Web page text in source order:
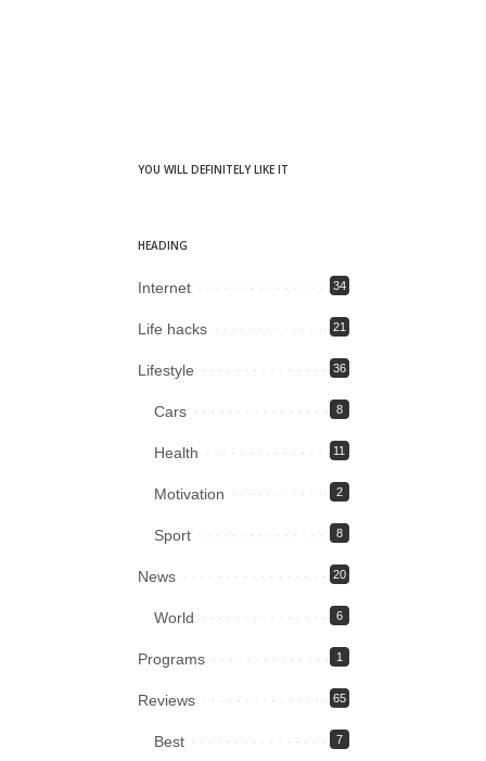
YOU WILL DEFINITELY LIKE IT
HEADING
Internet 34
Life hacks 21
Lifestyle 36
Cars 8
Health 11
Motivation 2
Sport 8
News 20
World 6
Programs 1
Reviews 65
Best 7